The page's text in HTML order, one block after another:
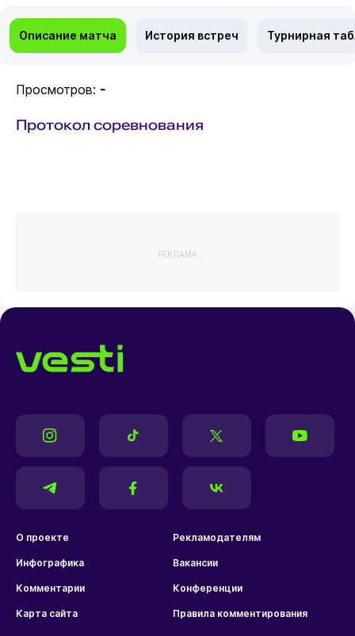
Описание матча История встреч Турнирная
Просмотров: -
Протокол соревнования
РЕКЛАМА
О проекте Рекламодателям
Инфографика Вакансии
Комментарии Конференции
Карта сайта Правила комментирования